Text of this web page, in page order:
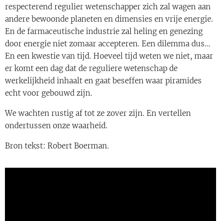
respecterend regulier wetenschapper zich zal wagen aan
andere bewoonde planeten en dimensies en vrije energie.
En de farmaceutische industrie zal heling en genezing
door energie niet zomaar accepteren. Een dilemma dus…
En een kwestie van tijd. Hoeveel tijd weten we niet, maar
er komt een dag dat de reguliere wetenschap de
werkelijkheid inhaalt en gaat beseffen waar piramides
echt voor gebouwd zijn.
We wachten rustig af tot ze zover zijn. En vertellen
ondertussen onze waarheid.
Bron tekst: Robert Boerman.